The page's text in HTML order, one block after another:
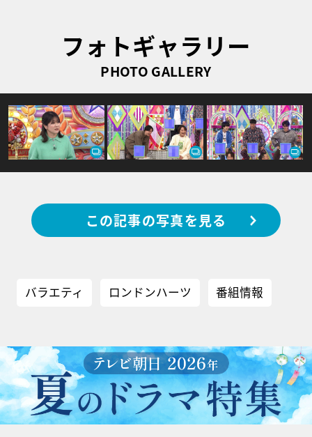
フォトギャラリー
PHOTO GALLERY
この記事の写真を見る
バラエティ ロンドンハーツ 番組情報